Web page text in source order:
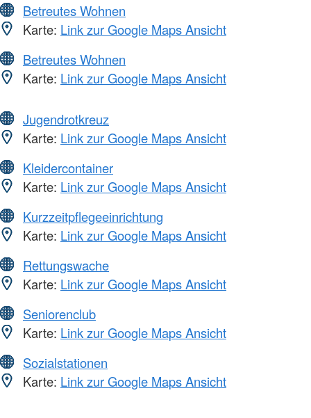
Betreutes Wohnen
Karte: Link zur Google Maps Ansicht
Betreutes Wohnen
Karte: Link zur Google Maps Ansicht
Jugendrotkreuz
Karte: Link zur Google Maps Ansicht
Kleidercontainer
Karte: Link zur Google Maps Ansicht
Kurzzeitpflegeeinrichtung
Karte: Link zur Google Maps Ansicht
Rettungswache
Karte: Link zur Google Maps Ansicht
Seniorenclub
Karte: Link zur Google Maps Ansicht
Sozialstationen
Karte: Link zur Google Maps Ansicht